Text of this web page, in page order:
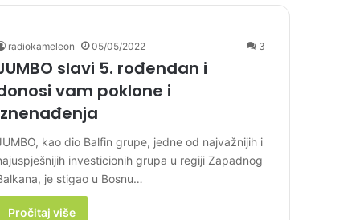
radiokameleon 05/05/2022 3
slavi 5. rođendan i
vam poklone i
kao dio Balfin grupe, jedne od najvažnijih i
investicionih grupa u regiji Zapadnog
je stigao u Bosnu…
Pročitaj više